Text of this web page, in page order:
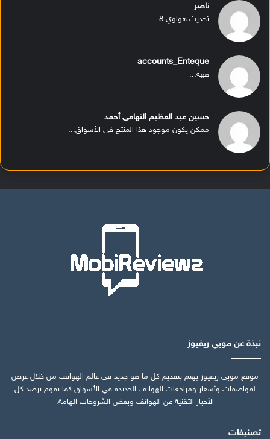
ناصر
تحديث هواوي 8...
accounts_Enteque
ههه...
حسين عبد العظيم التهامى أحمد
ممكن يكون موجود هذا المنتج في الأسواق...
نبذة عن موبي ريفيوز
موقع موبي ريفيوز يهتم بتقديم كل ما هو جديد في عالم الهواتف من خلال عرض
لمواصفات وأسعار ومراجعات الهواتف الجديدة في الأسواق كما نقوم برصد كل
الأخبار التقنية عن الهواتف وبعض الشروحات الهامة.
تصنيفات